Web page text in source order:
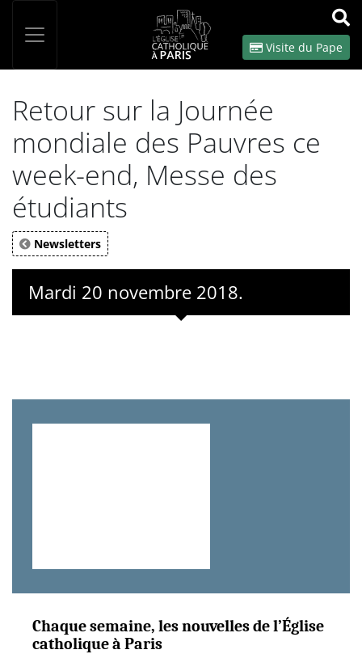
OK
Visite du Pape
Retour sur la Journée
mondiale des Pauvres ce
week-end, Messe des
étudiants
Newsletters
Mardi 20 novembre 2018.
Chaque semaine, les nouvelles de l’Église
catholique à Paris
Panneau de gestion des cookies